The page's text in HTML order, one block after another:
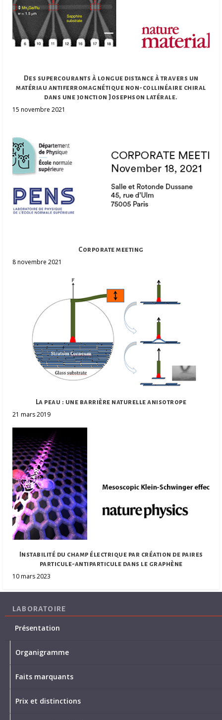
Des supercourants à longue distance à travers un
matériau antiferromagnétique non-collinéaire chiral
dans une jonction Josephson latérale.
15 novembre 2021
Corporate meeting
8 novembre 2021
La peau : une barrière naturelle anisotrope
21 mars 2019
Instabilité du champ électrique par création de paires
particule-antiparticule dans le graphène
10 mars 2023
LABORATOIRE
Présentation
Organigramme
Faits marquants
Prix et distinctions